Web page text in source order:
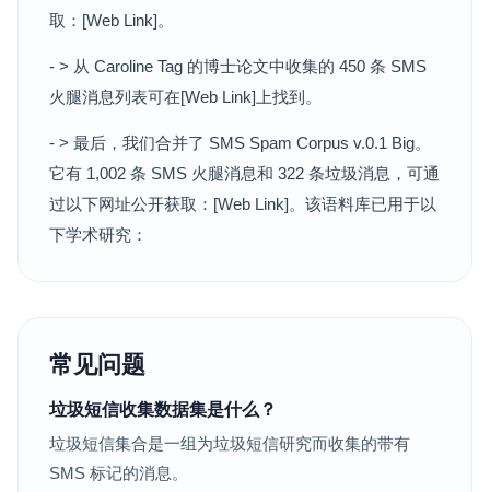
取：[Web Link]。
- > 从 Caroline Tag 的博士论文中收集的 450 条 SMS
火腿消息列表可在[Web Link]上找到。
- > 最后，我们合并了 SMS Spam Corpus v.0.1 Big。
它有 1,002 条 SMS 火腿消息和 322 条垃圾消息，可通
过以下网址公开获取：[Web Link]。该语料库已用于以
下学术研究：
常见问题
垃圾短信收集数据集是什么？
垃圾短信集合是一组为垃圾短信研究而收集的带有
SMS 标记的消息。